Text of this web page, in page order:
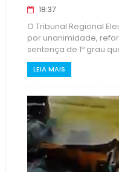
18:37
O Tribunal Regional
por unanimidade,
sentença de 1º grau
LEIA MAIS